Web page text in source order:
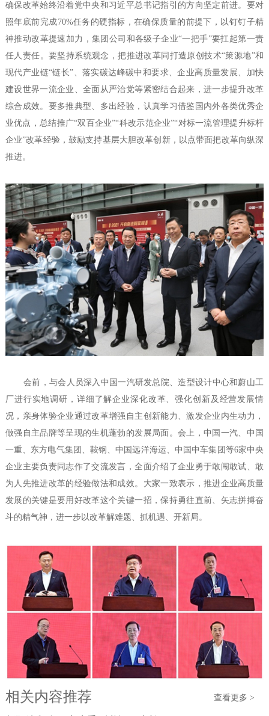
确保改革始终沿着党中央和习近平总书记指引的方向坚定前进。要对
照年底前完成70%任务的硬指标，在确保质量的前提下，以钉钉子精
神推动改革提速加力，集团公司和各级子企业“一把手”要扛起第一责
任人责任。要坚持系统观念，把推进改革同打造原创技术“策源地”和
现代产业链“链长”、落实碳达峰碳中和要求、企业高质量发展、加快
建设世界一流企业、全面从严治党等紧密结合起来，进一步提升改革
综合成效。要多推典型、多出经验，认真学习借鉴国内外各类优秀企
业优点，总结推广“双百企业”“科改示范企业”“对标一流管理提升标杆
企业”改革经验，鼓励支持基层大胆改革创新，以点带面把改革向纵深
推进。
会前，与会人员深入中国一汽研发总院、造型设计中心和蔚山工
厂进行实地调研，详细了解企业深化改革、强化创新及经营发展情
况，亲身体验企业通过改革增强自主创新能力、激发企业内生动力，
做强自主品牌等呈现的生机蓬勃的发展局面。会上，中国一汽、中国
一重、东方电气集团、鞍钢、中国远洋海运、中国中车集团等6家中央
企业主要负责同志作了交流发言，全面介绍了企业勇于敢闯敢试、敢
为人先推进改革的经验做法和成效。大家一致表示，推进企业高质量
发展的关键是要用好改革这个关键一招，保持勇往直前、矢志拼搏奋
斗的精气神，进一步以改革解难题、抓机遇、开新局。
相关内容推荐 查看更多 >